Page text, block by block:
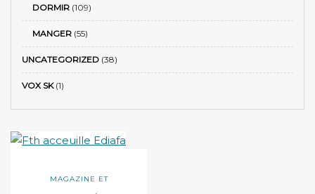
DORMIR (109)
MANGER (55)
UNCATEGORIZED (38)
VOX SK(1)
MAGAZINE ET